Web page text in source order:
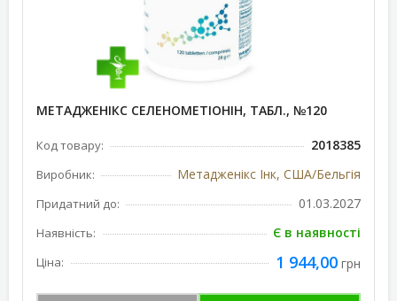
МЕТАДЖЕНІКС СЕЛЕНОМЕТІОНІН, ТАБЛ., №120
Код товару: 2018385
Виробник: Метадженікс Інк, США/Бельгія
Придатний до: 01.03.2027
Наявність: Є в наявності
Ціна: 1 944,00 грн